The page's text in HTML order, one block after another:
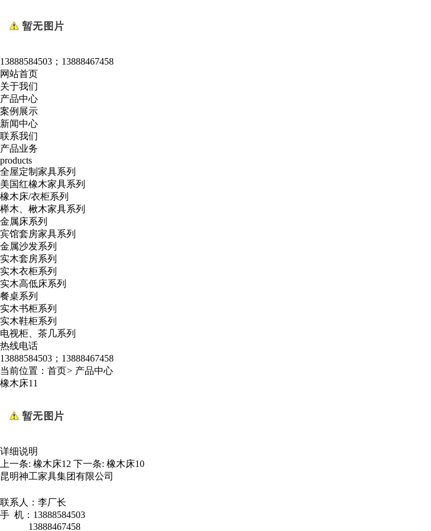
13888584503；13888467458
网站首页
关于我们
产品中心
案例展示
新闻中心
联系我们
产品业务
products
全屋定制家具系列
美国红橡木家具系列
橡木床/衣柜系列
榉木、楸木家具系列
金属床系列
宾馆套房家具系列
金属沙发系列
实木套房系列
实木衣柜系列
实木高低床系列
餐桌系列
实木书柜系列
实木鞋柜系列
电视柜、茶几系列
热线电话
13888584503；13888467458
当前位置： 首页> 产品中心
橡木床11
详细说明
上一条: 橡木床12 下一条: 橡木床10
昆明神工家具集团有限公司
联系人：李厂长
手 机：13888584503
13888467458